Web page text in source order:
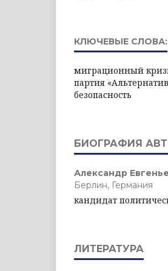
КЛЮЧЕВЫЕ СЛОВА:
миграционный
партия
безопасность
БИОГРАФИЯ
Александр
Берлин, Германия
кандидат
ЛИТЕРАТУРА